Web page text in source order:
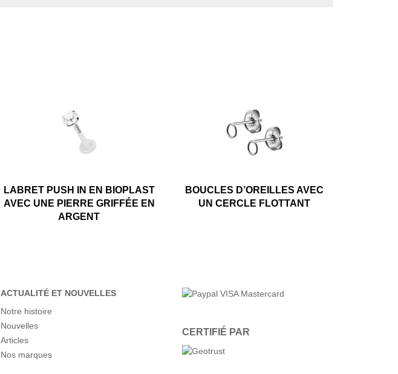
LABRET PUSH IN EN BIOPLAST
AVEC UNE PIERRE GRIFFÉE EN
ARGENT
BOUCLES D’OREILLES AVEC
UN CERCLE FLOTTANT
ACTUALITÉ ET NOUVELLES
Notre histoire
Nouvelles
Articles
Nos marques
CERTIFIÉ PAR